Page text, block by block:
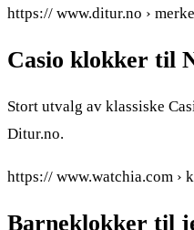
https:// www.ditur.no ›
Casio klokker til
Stort utvalg av klassiske
Ditur.no.
https:// www.watchia.com ›
Barneklokker til